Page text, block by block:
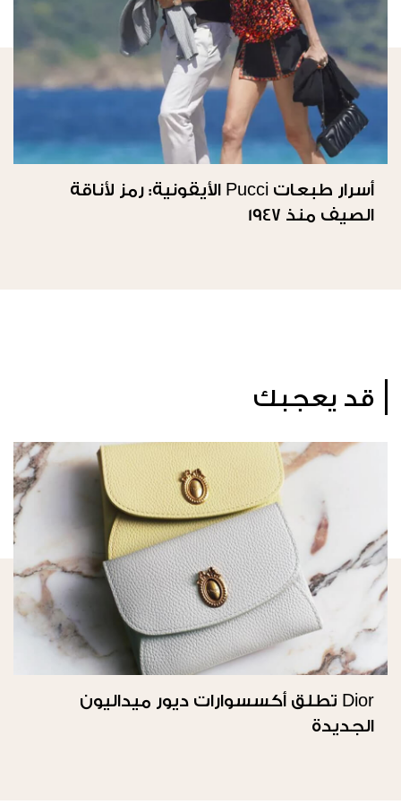
أسرار طبعات Pucci الأيقونية: رمز لأناقة
الصيف منذ 1947
قد يعجبك
Dior تطلق أكسسوارات ديور ميداليون
الجديدة